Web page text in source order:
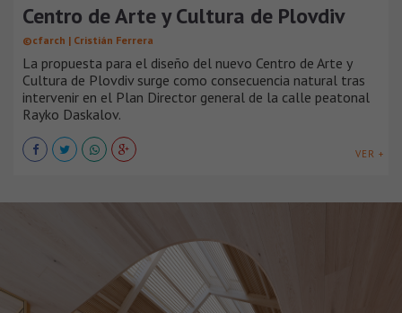
Centro de Arte y Cultura de Plovdiv
©cfarch | Cristián Ferrera
La propuesta para el diseño del nuevo Centro de Arte y
Cultura de Plovdiv surge como consecuencia natural tras
intervenir en el Plan Director general de la calle peatonal
Rayko Daskalov.
VER +